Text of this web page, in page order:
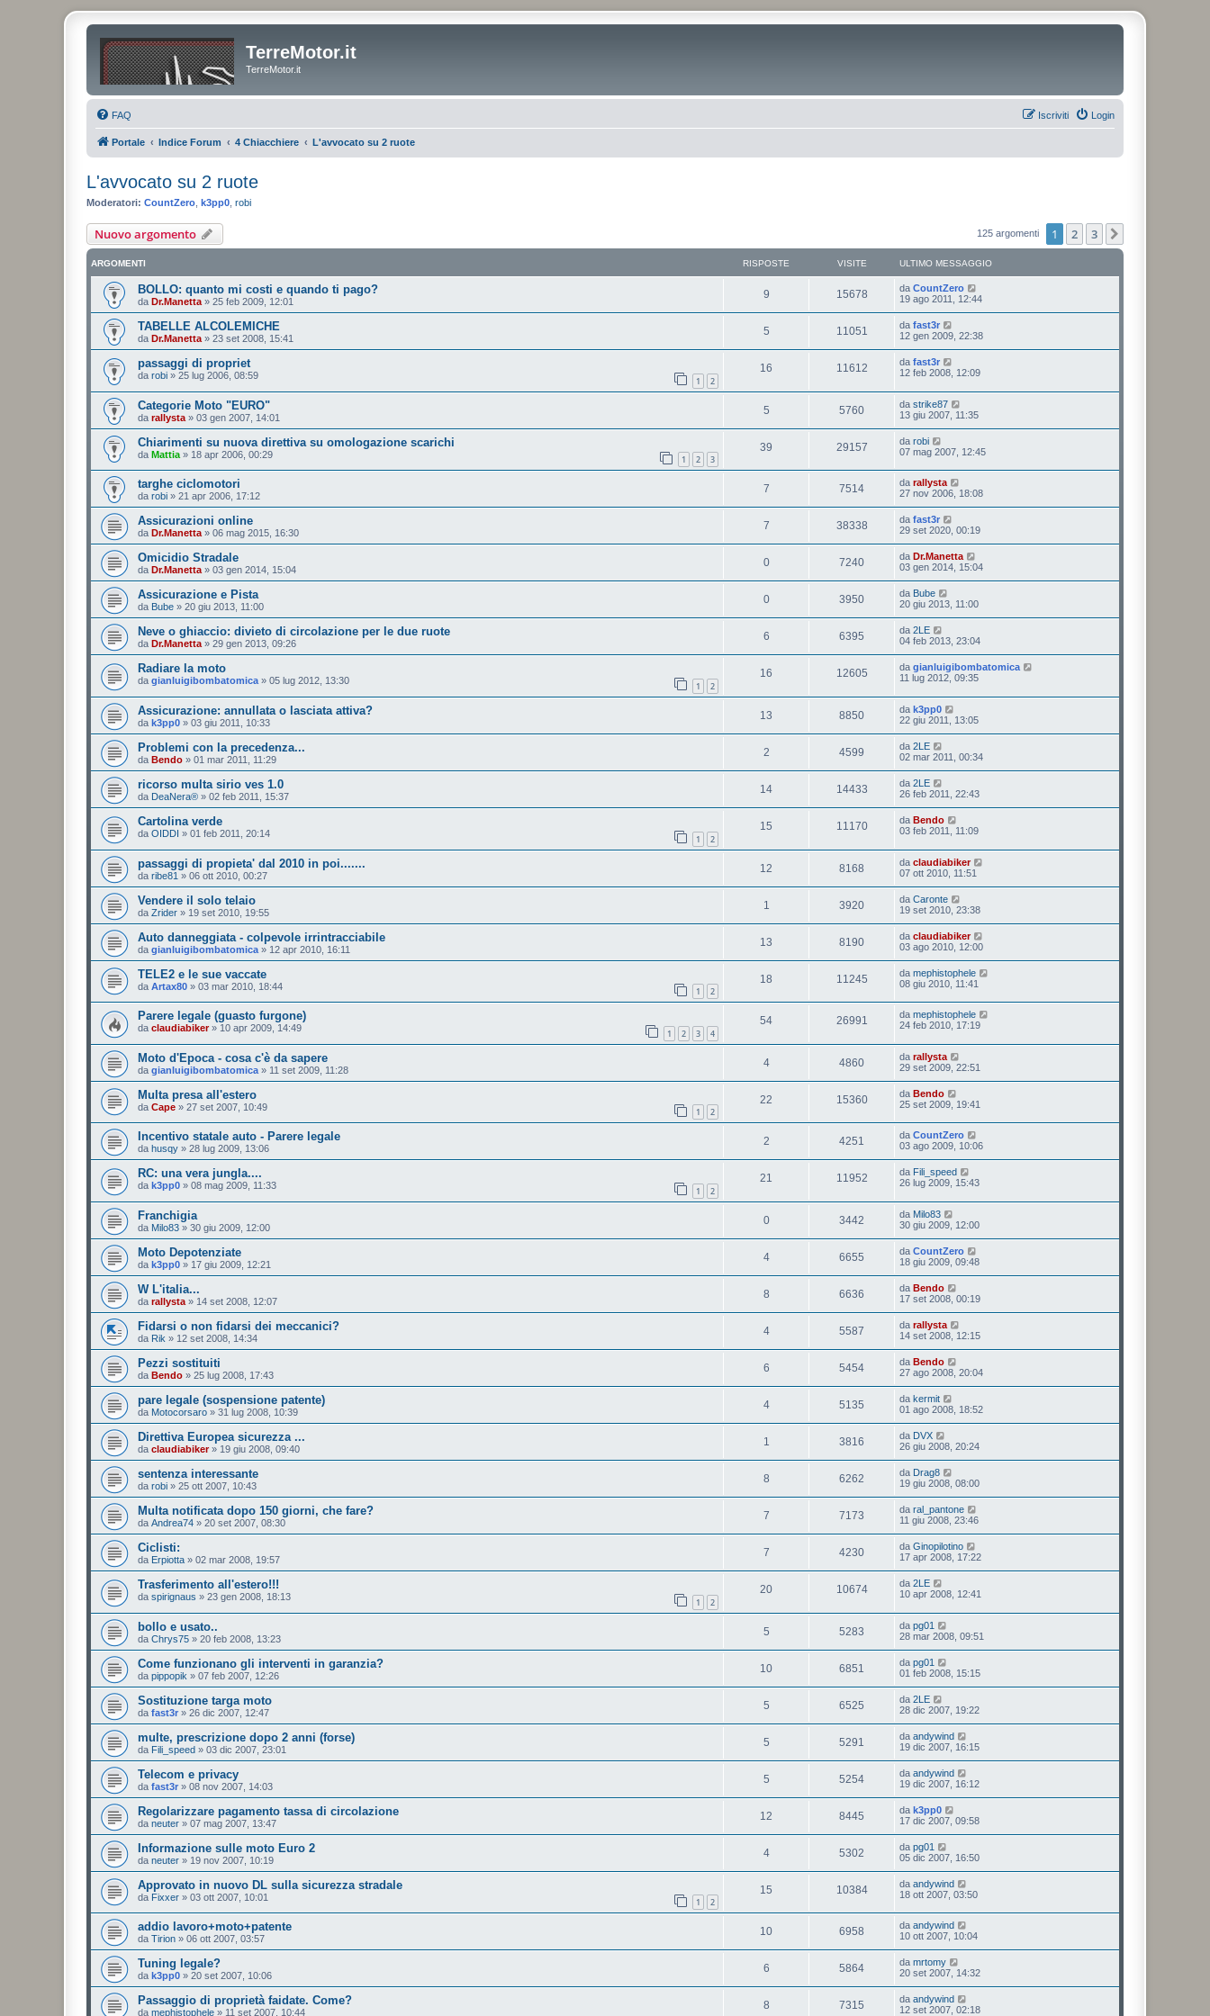
TerreMotor.it
TerreMotor.it
FAQ Login
Iscriviti
Portale Indice Forum 4 Chiacchiere L'avvocato su 2 ruote
L'avvocato su 2 ruote
Moderatori: CountZero k3pp0 robi
Nuovo argomento 125 argomenti 1 2 3
ARGOMENTI RISPOSTE VISITE ULTIMO MESSAGGIO
BOLLO: quanto mi costi e quando ti pago?
da Dr.Manetta » 25 feb 2009, 12:01
9 15678 da CountZero
19 ago 2011, 12:44
TABELLE ALCOLEMICHE
da Dr.Manetta » 23 set 2008, 15:41
5 11051 da fast3r
12 gen 2009, 22:38
passaggi di propriet
da robi » 25 lug 2006, 08:59 1 2
16 11612 da fast3r
12 feb 2008, 12:09
Categorie Moto "EURO"
da rallysta » 03 gen 2007, 14:01
5 5760 da strike87
13 giu 2007, 11:35
Chiarimenti su nuova direttiva su omologazione scarichi
da Mattia » 18 apr 2006, 00:29 1 2 3
39 29157 da robi
07 mag 2007, 12:45
targhe ciclomotori
da robi » 21 apr 2006, 17:12
7 7514 da rallysta
27 nov 2006, 18:08
Assicurazioni online
da Dr.Manetta » 06 mag 2015, 16:30
7 38338 da fast3r
29 set 2020, 00:19
Omicidio Stradale
da Dr.Manetta » 03 gen 2014, 15:04
0 7240 da Dr.Manetta
03 gen 2014, 15:04
Assicurazione e Pista
da Bube » 20 giu 2013, 11:00
0 3950 da Bube
20 giu 2013, 11:00
Neve o ghiaccio: divieto di circolazione per le due ruote
da Dr.Manetta » 29 gen 2013, 09:26
6 6395 da 2LE
04 feb 2013, 23:04
Radiare la moto
da gianluigibombatomica » 05 lug 2012, 13:30 1 2
16 12605 da gianluigibombatomica
11 lug 2012, 09:35
Assicurazione: annullata o lasciata attiva?
da k3pp0 » 03 giu 2011, 10:33
13 8850 da k3pp0
22 giu 2011, 13:05
Problemi con la precedenza...
da Bendo » 01 mar 2011, 11:29
2 4599 da 2LE
02 mar 2011, 00:34
ricorso multa sirio ves 1.0
da DeaNera® » 02 feb 2011, 15:37
14 14433 da 2LE
26 feb 2011, 22:43
Cartolina verde
da OIDDI » 01 feb 2011, 20:14 1 2
15 11170 da Bendo
03 feb 2011, 11:09
passaggi di propieta' dal 2010 in poi.......
da ribe81 » 06 ott 2010, 00:27
12 8168 da claudiabiker
07 ott 2010, 11:51
Vendere il solo telaio
da Zrider » 19 set 2010, 19:55
1 3920 da Caronte
19 set 2010, 23:38
Auto danneggiata - colpevole irrintracciabile
da gianluigibombatomica » 12 apr 2010, 16:11
13 8190 da claudiabiker
03 ago 2010, 12:00
TELE2 e le sue vaccate
da Artax80 » 03 mar 2010, 18:44 1 2
18 11245 da mephistophele
08 giu 2010, 11:41
Parere legale (guasto furgone)
da claudiabiker» 10 apr 2009, 14:49 1 2 3 4
54 26991 da mephistophele
24 feb 2010, 17:19
Moto d'Epoca - cosa c'è da sapere
da gianluigibombatomica » 11 set 2009, 11:28
4 4860 da rallysta
29 set 2009, 22:51
Multa presa all'estero
da Cape » 27 set 2007, 10:49 1 2
22 15360 da Bendo
25 set 2009, 19:41
Incentivo statale auto - Parere legale
da husqy » 28 lug 2009, 13:06
2 4251 da CountZero
03 ago 2009, 10:06
RC: una vera jungla....
da k3pp0 » 08 mag 2009, 11:33 1 2
21 11952 da Fili_speed
26 lug 2009, 15:43
Franchigia
da Milo83 » 30 giu 2009, 12:00
0 3442 da Milo83
30 giu 2009, 12:00
Moto Depotenziate
da k3pp0 » 17 giu 2009, 12:21
4 6655 da CountZero
18 giu 2009, 09:48
W L'italia...
da rallysta » 14 set 2008, 12:07
8 6636 da Bendo
17 set 2008, 00:19
Fidarsi o non fidarsi dei meccanici?
da Rik » 12 set 2008, 14:34
4 5587 da rallysta
14 set 2008, 12:15
Pezzi sostituiti
da Bendo » 25 lug 2008, 17:43
6 5454 da Bendo
27 ago 2008, 20:04
pare legale (sospensione patente)
da Motocorsaro » 31 lug 2008, 10:39
4 5135 da kermit
01 ago 2008, 18:52
Direttiva Europea sicurezza ...
da claudiabiker» 19 giu 2008, 09:40
1 3816 da DVX
26 giu 2008, 20:24
sentenza interessante
da robi » 25 ott 2007, 10:43
8 6262 da Drag8
19 giu 2008, 08:00
Multa notificata dopo 150 giorni, che fare?
da Andrea74 » 20 set 2007, 08:30
7 7173 da ral_pantone
11 giu 2008, 23:46
Ciclisti:
da Erpiotta » 02 mar 2008, 19:57
7 4230 da Ginopilotino
17 apr 2008, 17:22
Trasferimento all'estero!!!
da spirignaus » 23 gen 2008, 18:13 1 2
20 10674 da 2LE
10 apr 2008, 12:41
bollo e usato..
da Chrys75 » 20 feb 2008, 13:23
5 5283 da pg01
28 mar 2008, 09:51
Come funzionano gli interventi in garanzia?
da pippopik » 07 feb 2007, 12:26
10 6851 da pg01
01 feb 2008, 15:15
Sostituzione targa moto
da fast3r » 26 dic 2007, 12:47
5 6525 da 2LE
28 dic 2007, 19:22
multe, prescrizione dopo 2 anni (forse)
da Fili_speed » 03 dic 2007, 23:01
5 5291 da andywind
19 dic 2007, 16:15
Telecom e privacy
da fast3r » 08 nov 2007, 14:03
5 5254 da andywind
19 dic 2007, 16:12
Regolarizzare pagamento tassa di circolazione
da neuter » 07 mag 2007, 13:47
12 8445 da k3pp0
17 dic 2007, 09:58
Informazione sulle moto Euro 2
da neuter » 19 nov 2007, 10:19
4 5302 da pg01
05 dic 2007, 16:50
Approvato in nuovo DL sulla sicurezza stradale
da Fixxer » 03 ott 2007, 10:01 1 2
15 10384 da andywind
18 ott 2007, 03:50
addio lavoro+moto+patente
da Tirion » 06 ott 2007, 03:57
10 6958 da andywind
10 ott 2007, 10:04
Tuning legale?
da k3pp0 » 20 set 2007, 10:06
6 5864 da mrtomy
20 set 2007, 14:32
Passaggio di proprietà faidate. Come?
da mephistophele » 11 set 2007, 10:44
8 7315 da andywind
12 set 2007, 02:18